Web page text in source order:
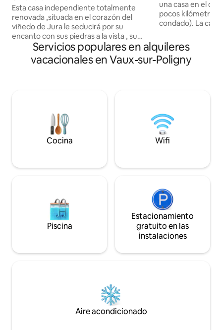
Esta casa independiente totalmente
renovada ,situada en el corazón del
viñedo de Jura le seducirá por su
encanto con sus piedras a la vista , su
horno de pan ( decoración), su terraza .
Situada en un pequeño pueblo viticultor
entre Arbois, Pupillin y Poligny, en una
incluidas en su estancia wifi Recepción
en el lugar o caja de seguridad si no está
disponible o en horarios tardíos
una casa en el
pocos kilómetros
condado). La
magnífico
cerca, las
como Arbois le
Casa rural
Servicios populares en alquileres
vacacionales en Vaux-sur-Poligny
Cocina Wifi
Piscina
Estacionamiento
gratuito en las
instalaciones
Aire acondicionado